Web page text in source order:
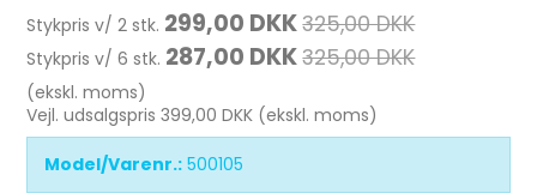
Stykpris v/ 2 stk. 299,00 DKK325,00 DKK
Stykpris v/ 6 stk. 287,00 DKK325,00 DKK
(ekskl. moms)
Vejl. udsalgspris 399,00 DKK (ekskl. moms)
Model/Varenr.: 500105